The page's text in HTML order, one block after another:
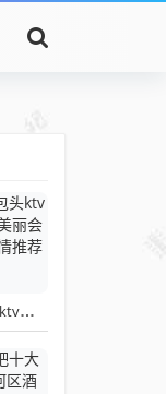
妍姿艳质！包头ktv哪里好玩-首选美丽会ktv会所消费行情推荐